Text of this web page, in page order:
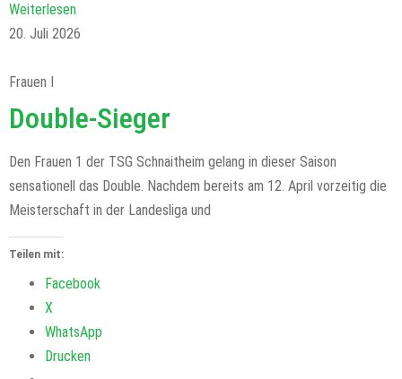
Weiterlesen
20. Juli 2026
Frauen I
Double-Sieger
Den Frauen 1 der TSG Schnaitheim gelang in dieser Saison
sensationell das Double. Nachdem bereits am 12. April vorzeitig die
Meisterschaft in der Landesliga und
Teilen mit:
Facebook
X
WhatsApp
Drucken